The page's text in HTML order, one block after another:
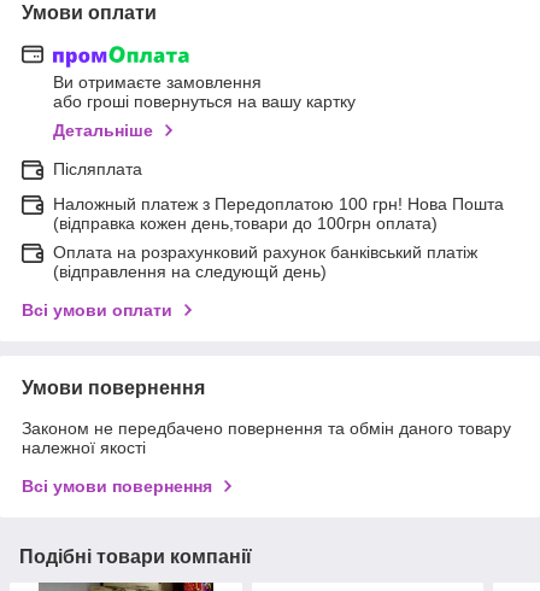
Умови оплати
Ви отримаєте замовлення
або гроші повернуться на вашу картку
Детальніше
Післяплата
Наложный платеж з Передоплатою 100 грн! Нова Пошта
(відправка кожен день,товари до 100грн оплата)
Оплата на розрахунковий рахунок банківський платіж
(відправлення на следующй день)
Всі умови оплати
Умови повернення
Законом не передбачено повернення та обмін даного товару
належної якості
Всі умови повернення
Подібні товари компанії